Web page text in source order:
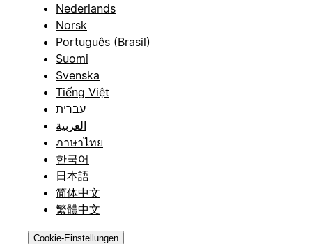
Nederlands
Norsk
Português (Brasil)
Suomi
Svenska
Tiếng Việt
עברית
العربية
ภาษาไทย
한국어
日本語
简体中文
繁體中文
Cookie-Einstellungen